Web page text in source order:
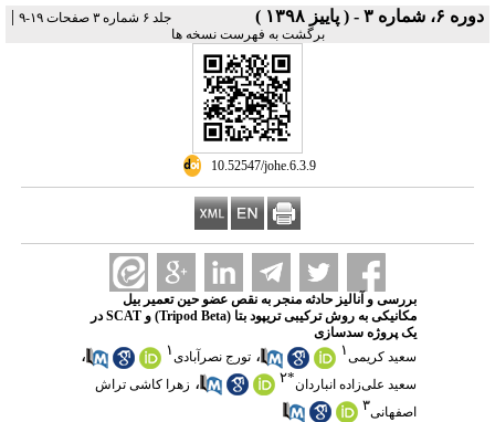
دوره ۶، شماره ۳ - ( پاییز ۱۳۹۸ ) جلد ۶ شماره ۳ صفحات ۱۹-۹ |
برگشت به فهرست نسخه ها
‎ 10.52547/johe.6.3.9
بررسی و آنالیز حادثه منجر به نقص عضو حین تعمیر بیل
مکانیکی به روش ترکیبی تریپود بتا (Tripod Beta) و SCAT در
یک پروژه سدسازی
سعید کریمی۱ ، تورج نصرآبادی۱ ،
سعید علی‌زاده انباردان*۲ ، زهرا کاشی تراش
اصفهانی۳